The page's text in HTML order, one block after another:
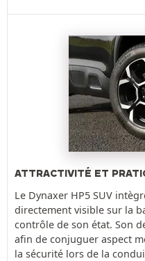
ATTRACTIVITÉ ET
Le Dynaxer HP5 SUV
directement visible sur la
contrôle de son état. Son
afin de conjuguer aspect
la sécurité lors de la